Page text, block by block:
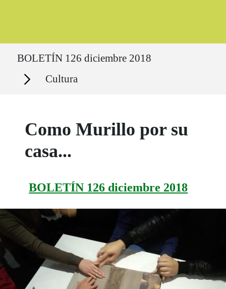
BOLETÍN 126 diciembre 2018
Secciones Cultura
Como Murillo por su
casa...
BOLETÍN 126 diciembre 2018